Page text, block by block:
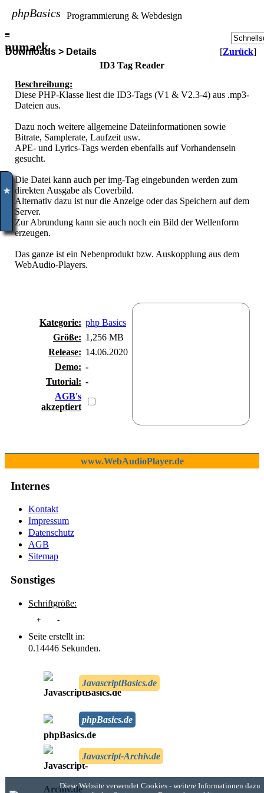
phpBasics
Programmierung & Webdesign
≡
numaek
Downloads > Details [Zurück]
ID3 Tag Reader
Beschreibung:
Diese PHP-Klasse liest die ID3-Tags (V1 & V2.3-4) aus .mp3-
Dateien aus.
Dazu noch weitere allgemeine Dateiinformationen sowie
Bitrate, Samplerate, Laufzeit usw.
APE- und Lyrics-Tags werden ebenfalls auf Vorhandensein
gesucht.
Die Datei kann auch per img-Tag eingebunden werden zum
direkten Ausgabe als Coverbild.
Alternativ dazu ist nur die Anzeige oder das Speichern auf dem
Server.
Zur Abrundung kann sie auch noch ein Bild der Wellenform
erzeugen.
Das ganze ist ein Nebenprodukt bzw. Auskopplung aus dem
WebAudio-Players.
Kategorie: php Basics
Größe: 1,256 MB
Release: 14.06.2020
Demo: -
Tutorial: -
AGB's
akzeptiert
www.WebAudioPlayer.de
Internes
Kontakt
Impressum
Datenschutz
AGB
Sitemap
Sonstiges
Schriftgröße:
+ -
Seite erstellt in:
0.14446 Sekunden.
JavascriptBasics.de
phpBasics.de
Javascript-Archiv.de
Diese Website verwendet Cookies - weitere Informationen dazu